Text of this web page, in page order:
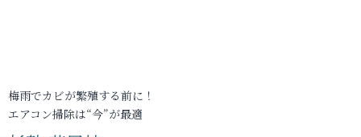
梅雨でカビが繁殖する前に！
エアコン掃除は“今”が最適